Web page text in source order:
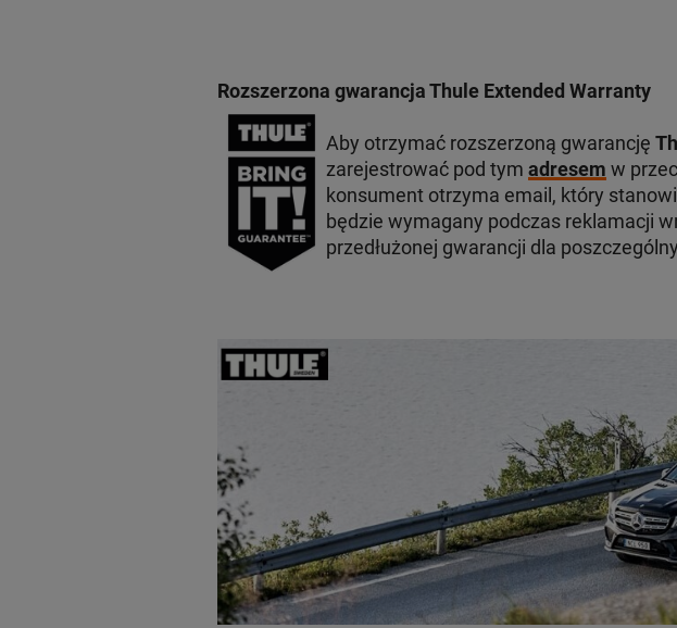
Rozszerzona gwarancja Thule Extended Warranty
Aby otrzymać rozszerzoną gwarancję
zarejestrować pod tym adresem w
konsument otrzyma email, który
będzie wymagany podczas reklamacji
przedłużonej gwarancji dla